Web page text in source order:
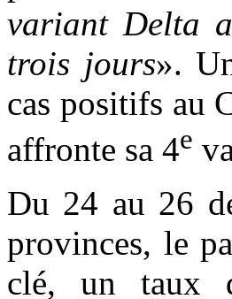
variant Delta
trois jours».
cas positifs au
affronte sa 4e
Du 24 au 26
provinces, le
clé, un taux